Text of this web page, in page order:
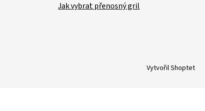
Jak vybrat přenosný gril
Vytvořil Shoptet